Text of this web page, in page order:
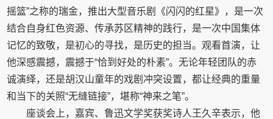
摇篮”之称的瑞金，推出大型音乐剧《闪闪的红星》，是一次
结合自身红色资源、传承苏区精神的践行，是一次中国集体
记忆的致敬，是初心的寻找，是历史的担当。观看首演，让
他深感震撼，震撼于“恰到好处的朴素”。无论年轻团队的赤
诚演绎，还是胡汉山童年的戏剧冲突设置，都让经典的重量
和当下的关照“无缝链接”，堪称“神来之笔”。
座谈会上，嘉宾、鲁迅文学奖获奖诗人王久辛表示，他